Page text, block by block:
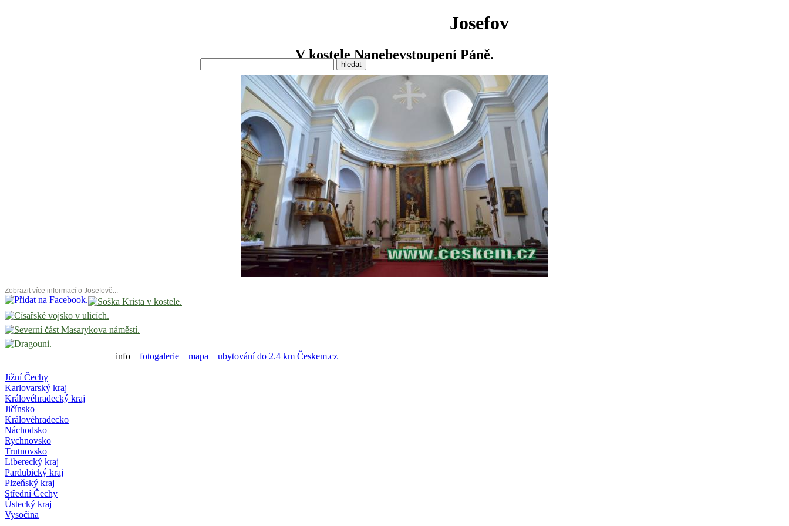
Josefov
V kostele Nanebevstoupení Páně.
Zobrazit více informací o Josefově...
info fotogalerie mapa ubytování do 2.4 km Českem.cz
Jižní Čechy
Karlovarský kraj
Královéhradecký kraj
Jičínsko
Královéhradecko
Náchodsko
Rychnovsko
Trutnovsko
Liberecký kraj
Pardubický kraj
Plzeňský kraj
Střední Čechy
Ústecký kraj
Vysočina